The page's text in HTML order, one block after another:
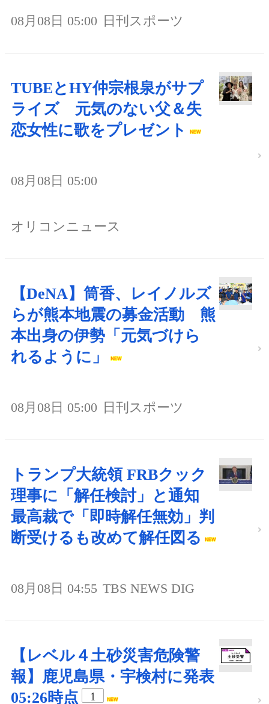
08月08日 05:00 日刊スポーツ
TUBEとHY仲宗根泉がサプ
ライズ 元気のない父＆失
恋女性に歌をプレゼント
08月08日 05:00
オリコンニュース
【DeNA】筒香、レイノルズ
らが熊本地震の募金活動 熊
本出身の伊勢「元気づけら
れるように」
08月08日 05:00 日刊スポーツ
トランプ大統領 FRBクック
理事に「解任検討」と通知
最高裁で「即時解任無効」判
断受けるも改めて解任図る
08月08日 04:55 TBS NEWS DIG
【レベル４土砂災害危険警
報】鹿児島県・宇検村に発表
05:26時点
1